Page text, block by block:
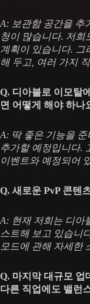
A: 보관함 공간을 추
청이 많습니다. 저희
계획이 있습니다. 그
해 두고, 여러 가지
Q. 디아블로 이모탈
면 어떻게 해야 하나
A: 딱 좋은 기능을
추가할 예정입니다.
이벤트와 예정되어
Q. 새로운 PvP 콘텐
A: 현재 저희는 디아
스트해 보고 있습니
모드에 관해 자세한
Q. 마지막 대규모 업
다른 직업에도 밸런